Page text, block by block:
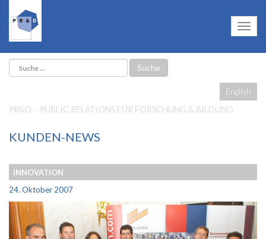
English
PR&D – PUBLIC RELATIONS FÜR FORSCHUNG & BILDUNG
KUNDEN-NEWS
INNOVATION
24. Oktober 2007